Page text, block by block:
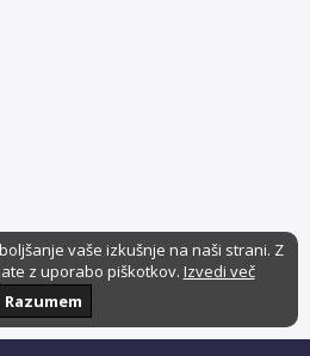
vaše izkušnje na naši strani. Z
z uporabo piškotkov. Izvedi več
Razumem